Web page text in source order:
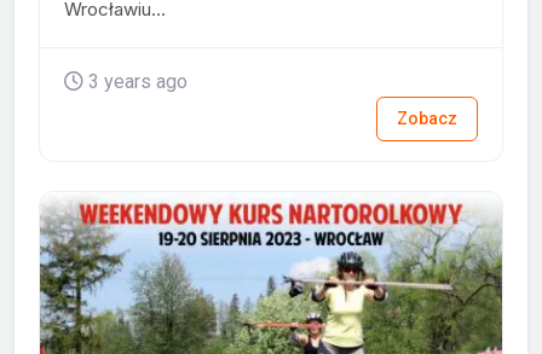
Wrocławiu...
3 years ago
Zobacz